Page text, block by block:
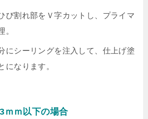
び割れ部をＶ字カットし、プライマ
。
にシーリングを注入して、仕上げ塗
になります。
ｍｍ以下の場合